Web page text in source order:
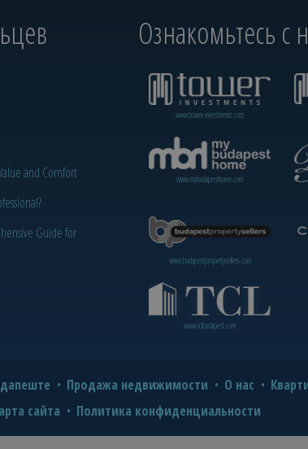
and Comfort
Guide for
Ознакомьтесь
www.tower-investments.com
www.mybudapesthome.com
www.budapestpropertysellers.com
www.tclbudapest.com
Продажа недвижимости О нас
сайта
Политика конфиденциальности